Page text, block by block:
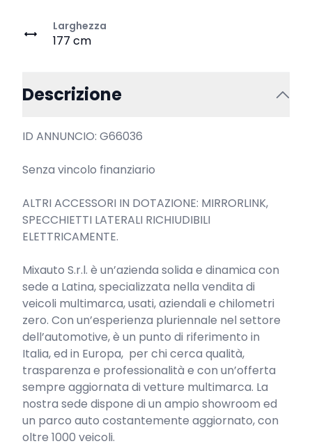
Larghezza
177 cm
Descrizione
ID ANNUNCIO: G66036
Senza vincolo finanziario
ALTRI ACCESSORI IN DOTAZIONE: MIRRORLINK,
SPECCHIETTI LATERALI RICHIUDIBILI
ELETTRICAMENTE.
Mixauto S.r.l. è un’azienda solida e dinamica con
sede a Latina, specializzata nella vendita di
veicoli multimarca, usati, aziendali e chilometri
zero. Con un’esperienza pluriennale nel settore
dell’automotive, è un punto di riferimento in
Italia, ed in Europa,  per chi cerca qualità,
trasparenza e professionalità e con un’offerta
sempre aggiornata di vetture multimarca. La
nostra sede dispone di un ampio showroom ed
un parco auto costantemente aggiornato, con
oltre 1000 veicoli.